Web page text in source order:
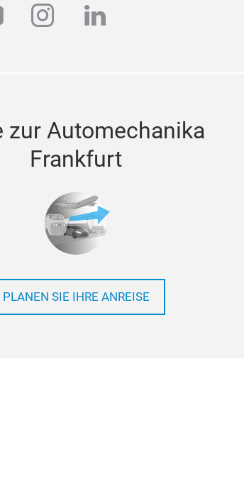
instagram
linkedin
zur Automechanika
Frankfurt
PLANEN SIE IHRE ANREISE